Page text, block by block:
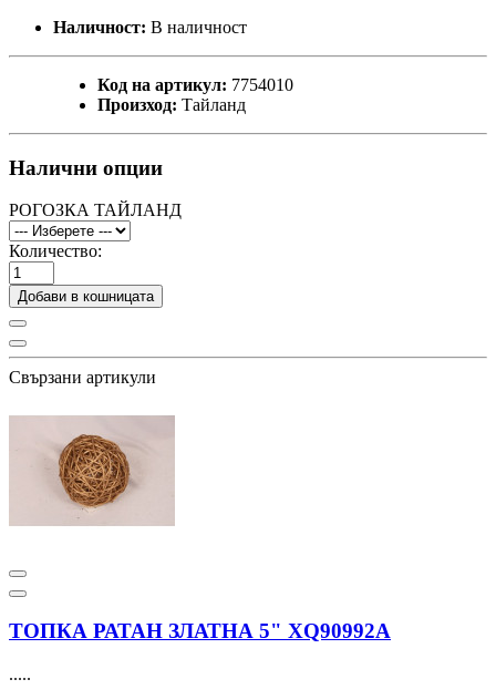
Наличност: В наличност
Код на артикул: 7754010
Произход: Тайланд
Налични опции
РОГОЗКА ТАЙЛАНД
Количество:
Добави в кошницата
Свързани артикули
ТОПКА РАТАН ЗЛАТНА 5" XQ90992А
.....